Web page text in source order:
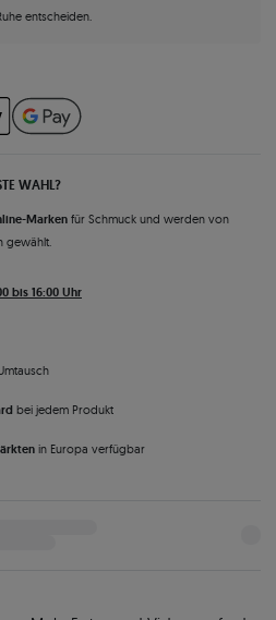
entscheiden.
WAHL?
Marken für Schmuck und werden von
gewählt.
bis 16:00 Uhr
bei jedem Produkt
in Europa verfügbar